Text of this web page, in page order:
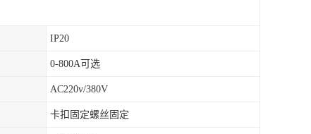
IP20
0-800A可选
AC220v/380V
卡扣固定螺丝固定